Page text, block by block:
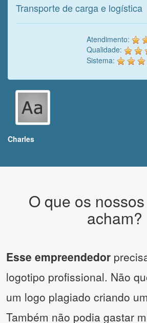
Transporte de carga e logística
Atendimento:
Qualidade:
Sistema:
Charles
O que os
acham?
Esse empreendedor
logotipo profissional. Não
um logo plagiado criando
Também não podia gastar